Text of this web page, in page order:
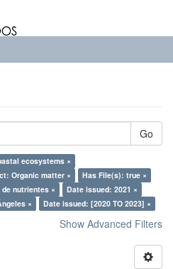
Go
ecosystems ×
Organic matter ×
Has File(s): true ×
nutrientes ×
Date issued: 2021 ×
×
Date issued: [2020 TO 2023] ×
Show Advanced Filters